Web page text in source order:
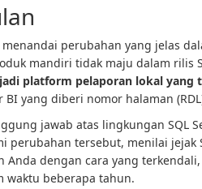
menandai perubahan yang jelas
mandiri tidak maju dalam rilis
platform pelaporan lokal yang
BI yang diberi nomor halaman
jawab atas lingkungan SQL
perubahan tersebut, menilai jejak
Anda dengan cara yang
waktu beberapa tahun.